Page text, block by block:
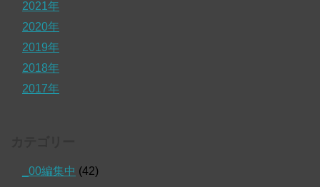
2021年
2020年
2019年
2018年
2017年
_00編集中 (42)